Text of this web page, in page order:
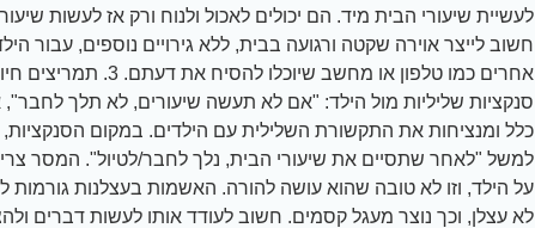
חשוב לייצר אוירה שקטה ורגועה בבית, ללא גירויים נוספים, עבור
אחרים כמו טלפון או מחשב
סנקציות שליליות מול הילד: "אם לא תעשה שיעורים, לא תלך
כלל ומנציחות את התקשורת השלילית עם הילדים. במקום הסנקציות,
למשל "לאחר שתסיים את שיעורי הבית, נלך לחבר/לטיול". המסר
על הילד, וזו לא טובה שהוא עושה להורה. האשמות בעצלנות גורמות
לא עצלן, וכך נוצר מעגל קסמים. חשוב לעודד אותו לעשות דברים